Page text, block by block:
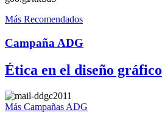
Más Recomendados
Campaña ADG
Ética en el diseño gráfico
Más Campañas ADG